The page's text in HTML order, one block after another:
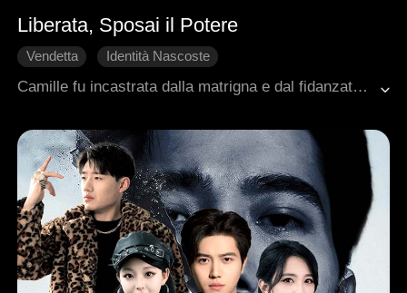
Liberata, Sposai il Potere
Vendetta
Identità Nascoste
Camille fu incastrata dalla matrigna e dal fidanzato. Cinque anni in prigione. Poi fu rilasciata. E subito dopo, sposò Horatio con un contratto. Lui voleva salvare suo nonno malato. Lei voleva vendetta. Ma Camille non era una moglie qualunque. Era una dottoressa leggendaria, nascosta. Lui non lo sapeva. Insieme, svelarono segreti, abbatterono nemici, e ricostruirono tutto. Quello che era iniziato come un affare divenne qualcos'altro. Un legame. Una scelta. Un amore che nessuno dei due aveva cercato.